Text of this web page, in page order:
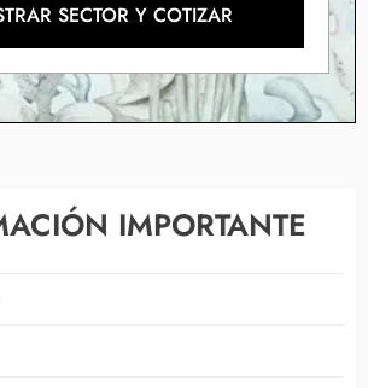
SECTOR Y COTIZAR
IMPORTANTE